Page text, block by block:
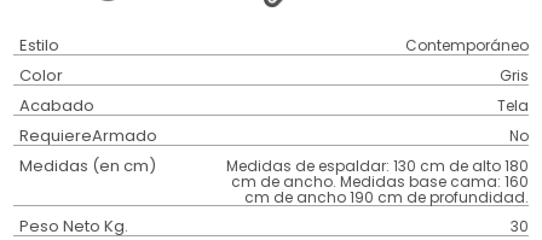
Estilo Contemporáneo
Color Gris
Acabado Tela
RequiereArmado No
Medidas (en cm) Medidas de espaldar: 130 cm de alto 180
cm de ancho. Medidas base cama: 160
cm de ancho 190 cm de profundidad.
Peso Neto Kg. 30